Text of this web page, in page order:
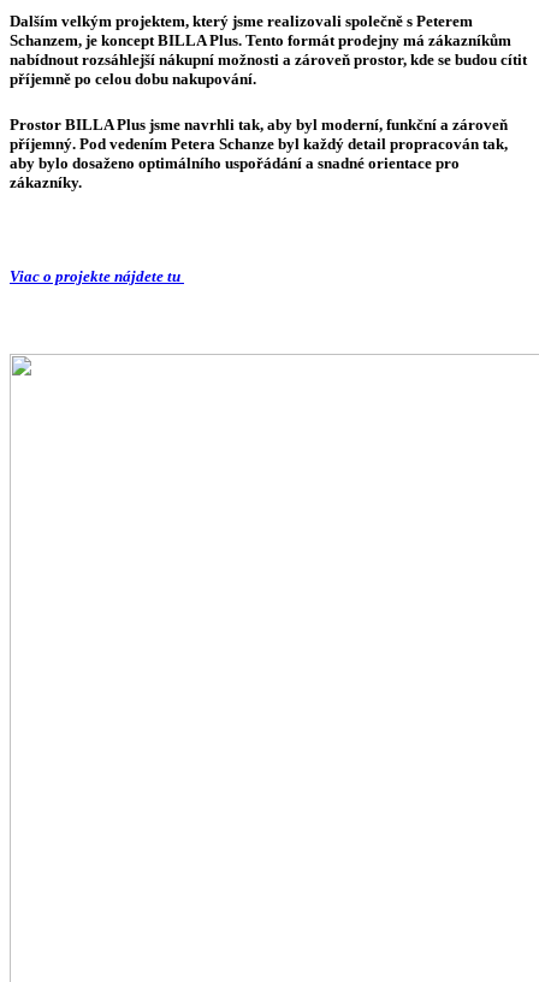
Dalším velkým projektem, který jsme realizovali společně s Peterem
Schanzem, je koncept BILLA Plus. Tento formát prodejny má zákazníkům
nabídnout rozsáhlejší nákupní možnosti a zároveň prostor, kde se budou cítit
příjemně po celou dobu nakupování.
Prostor BILLA Plus jsme navrhli tak, aby byl moderní, funkční a zároveň
příjemný. Pod vedením Petera Schanze byl každý detail propracován tak,
aby bylo dosaženo optimálního uspořádání a snadné orientace pro
zákazníky.
Viac o projekte nájdete tu